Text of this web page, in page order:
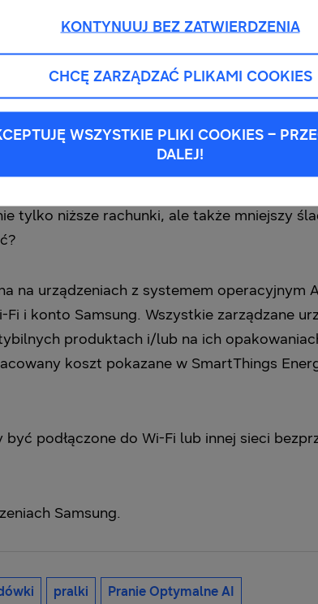
wielkich zmian – wystarczy kilka prostych
kosztów.
planowanego limitu.
lodówki natelewizor, smartwatch czy
sprzętów do bardziej ekologicznego trybu.
tylko niższe rachunki, ale także mniejszy
na urządzeniach z systemem operacyjnym
Fi i konto Samsung. Wszystkie zarządzane
produktach i/lub na ich
koszt pokazane w SmartThings
podłączone do Wi-Fi lub innej sieci
Samsung.
pralki Pranie Optymalne AI
KONTYNUUJ BEZ ZATWIERDZENIA
CHCĘ ZARZĄDZAĆ PLIKAMI COOKIES
WSZYSTKIE PLIKI COOKIES –
DALEJ!